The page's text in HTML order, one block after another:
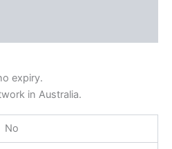
expiry.
in Australia.
No